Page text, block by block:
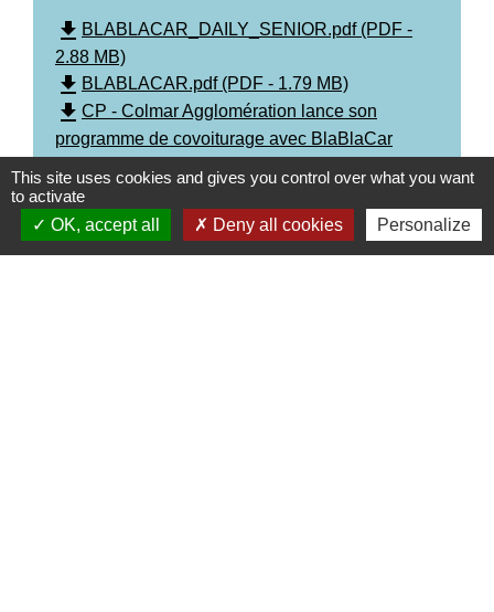
file_download BLABLACAR_DAILY_SENIOR.pdf (PDF -
2.88 MB)
file_download BLABLACAR.pdf (PDF - 1.79 MB)
file_download CP - Colmar Agglomération lance son
programme de covoiturage avec BlaBlaCar
This site uses cookies and gives you control over what you want
to activate
OK, accept all
Deny all cookies Personalize